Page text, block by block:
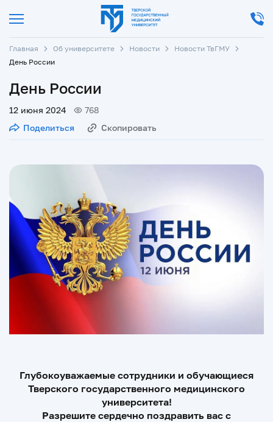
Главная Об университете Новости
Новости ТвГМУ
День России
День России
12 июня 2024
768
Поделиться
Скопировать
Глубокоуважаемые сотрудники и обучающиеся
Тверского государственного медицинского
университета!
Разрешите сердечно поздравить вас с